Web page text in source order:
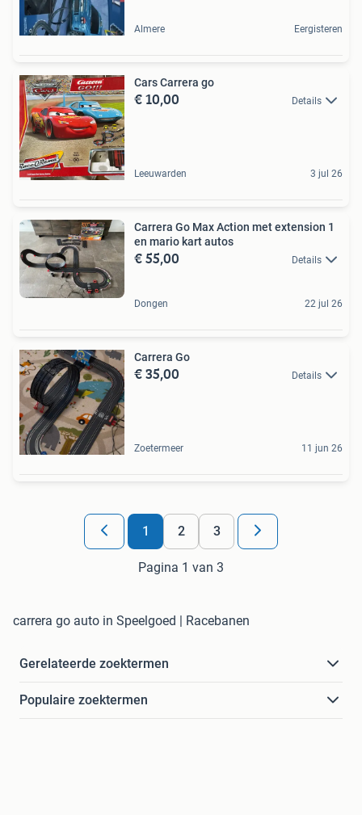
Almere Eergisteren
Cars Carrera go
€ 10,00 Details
Leeuwarden 3 jul 26
Carrera Go Max Action met extension 1
en mario kart autos
€ 55,00 Details
Dongen 22 jul 26
Carrera Go
€ 35,00 Details
Zoetermeer 11 jun 26
1 2 3
Pagina 1 van 3
carrera go auto in Speelgoed | Racebanen
Gerelateerde zoektermen
Populaire zoektermen